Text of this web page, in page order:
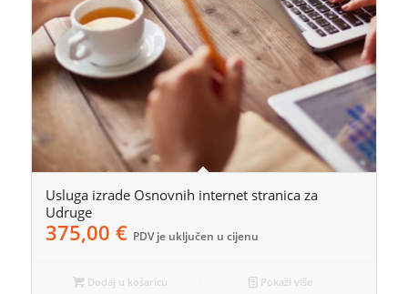
Usluga izrade Osnovnih internet stranica za
Udruge
375,00 € PDV je uključen u cijenu
Dodaj u košaricu Pokaži više